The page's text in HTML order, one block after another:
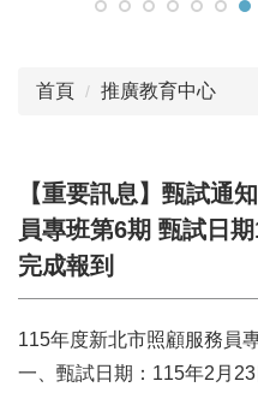
首頁 推廣教育中心
【重要訊息】甄試通
員專班第6期 甄試日
完成報到
115年度新北市照顧服務員
一、甄試日期：115年2月